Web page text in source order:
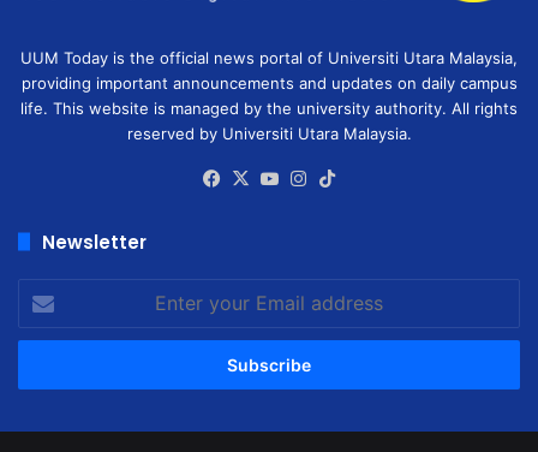
UUM Today is the official news portal of Universiti Utara Malaysia,
providing important announcements and updates on daily campus
life. This website is managed by the university authority. All rights
reserved by Universiti Utara Malaysia.
Facebook
X YouTubeInstagram
Newsletter
your
Email